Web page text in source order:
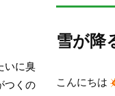
雪が降
こんにちは
いに臭
つくの